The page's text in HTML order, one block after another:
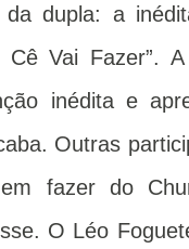
dupla: a
Cê Vai Fazer”.
inédita e
Outras
fazer do
O Léo